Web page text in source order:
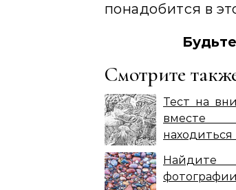
понадобится в
Смотрите
Тест на
вместе
находиться